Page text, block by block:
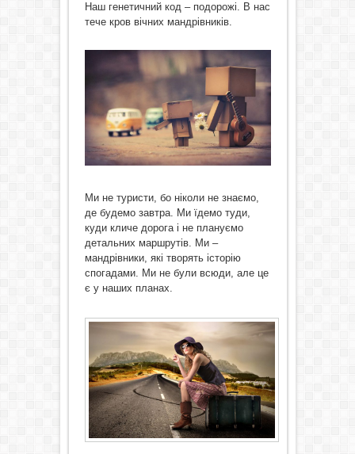
Наш генетичний код – подорожі. В нас
тече кров вічних мандрівників.
Ми не туристи, бо ніколи не знаємо,
де будемо завтра. Ми їдемо туди,
куди кличе дорога і не плануємо
детальних маршрутів. Ми –
мандрівники, які творять історію
спогадами. Ми не були всюди, але це
є у наших планах.